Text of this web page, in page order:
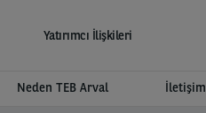
Yatırımcı İlişkileri
Neden TEB Arval İletişim